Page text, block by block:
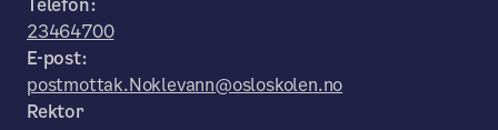
23464700
E-post:
postmottak.Noklevann@osloskolen.no
Rektor